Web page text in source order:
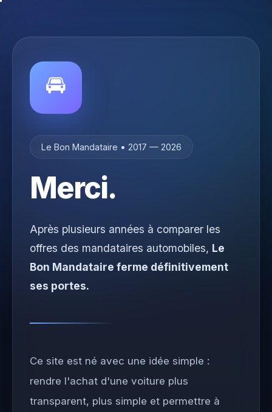
🚘
Le Bon Mandataire • 2017 — 2026
Merci.
Après plusieurs années à comparer les
offres des mandataires automobiles, Le
Bon Mandataire ferme définitivement
ses portes.
Ce site est né avec une idée simple :
rendre l'achat d'une voiture plus
transparent, plus simple et permettre à